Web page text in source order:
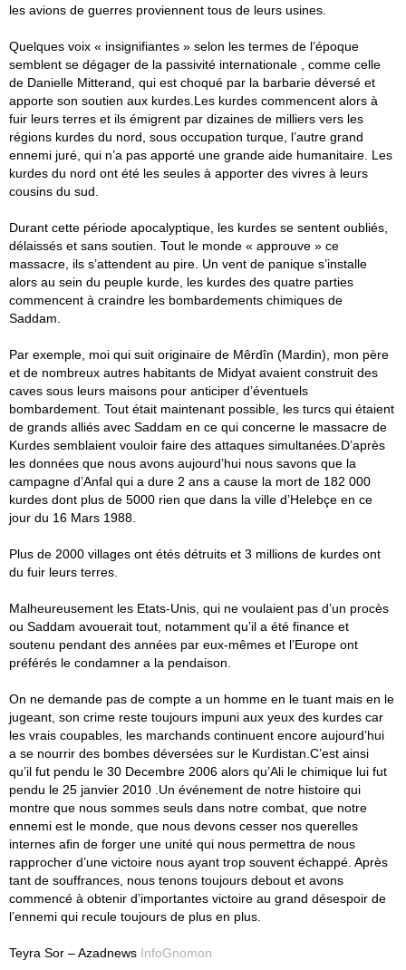
les avions de guerres proviennent tous de leurs usines.
Quelques voix « insignifiantes » selon les termes de l’époque
semblent se dégager de la passivité internationale , comme celle
de Danielle Mitterand, qui est choqué par la barbarie déversé et
apporte son soutien aux kurdes.Les kurdes commencent alors à
fuir leurs terres et ils émigrent par dizaines de milliers vers les
régions kurdes du nord, sous occupation turque, l’autre grand
ennemi juré, qui n’a pas apporté une grande aide humanitaire. Les
kurdes du nord ont été les seules à apporter des vivres à leurs
cousins du sud.
Durant cette période apocalyptique, les kurdes se sentent oubliés,
délaissés et sans soutien. Tout le monde « approuve » ce
massacre, ils s’attendent au pire. Un vent de panique s’installe
alors au sein du peuple kurde, les kurdes des quatre parties
commencent à craindre les bombardements chimiques de
Saddam.
Par exemple, moi qui suit originaire de Mêrdîn (Mardin), mon père
et de nombreux autres habitants de Midyat avaient construit des
caves sous leurs maisons pour anticiper d’éventuels
bombardement. Tout était maintenant possible, les turcs qui étaient
de grands alliés avec Saddam en ce qui concerne le massacre de
Kurdes semblaient vouloir faire des attaques simultanées.D’après
les données que nous avons aujourd’hui nous savons que la
campagne d’Anfal qui a dure 2 ans a cause la mort de 182 000
kurdes dont plus de 5000 rien que dans la ville d’Helebçe en ce
jour du 16 Mars 1988.
Plus de 2000 villages ont étés détruits et 3 millions de kurdes ont
du fuir leurs terres.
Malheureusement les Etats-Unis, qui ne voulaient pas d’un procès
ou Saddam avouerait tout, notamment qu’il a été finance et
soutenu pendant des années par eux-mêmes et l’Europe ont
préférés le condamner a la pendaison.
On ne demande pas de compte a un homme en le tuant mais en le
jugeant, son crime reste toujours impuni aux yeux des kurdes car
les vrais coupables, les marchands continuent encore aujourd’hui
a se nourrir des bombes déversées sur le Kurdistan.C’est ainsi
qu’il fut pendu le 30 Decembre 2006 alors qu’Ali le chimique lui fut
pendu le 25 janvier 2010 .Un événement de notre histoire qui
montre que nous sommes seuls dans notre combat, que notre
ennemi est le monde, que nous devons cesser nos querelles
internes afin de forger une unité qui nous permettra de nous
rapprocher d’une victoire nous ayant trop souvent échappé. Après
tant de souffrances, nous tenons toujours debout et avons
commencé à obtenir d’importantes victoire au grand désespoir de
l’ennemi qui recule toujours de plus en plus.
Teyra Sor – Azadnews InfoGnomon